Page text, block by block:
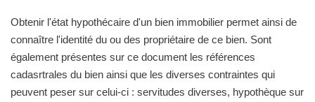
Obtenir l'état hypothécaire d'un bien immobilier permet ainsi de
connaître l'identité du ou des propriétaire de ce bien. Sont
également présentes sur ce document les références
cadasrtrales du bien ainsi que les diverses contraintes qui
peuvent peser sur celui-ci : servitudes diverses, hypothèque sur